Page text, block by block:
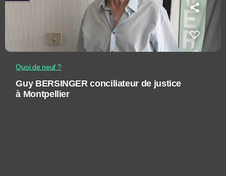
Quoi de neuf ?
Guy BERSINGER conciliateur de justice
à Montpellier